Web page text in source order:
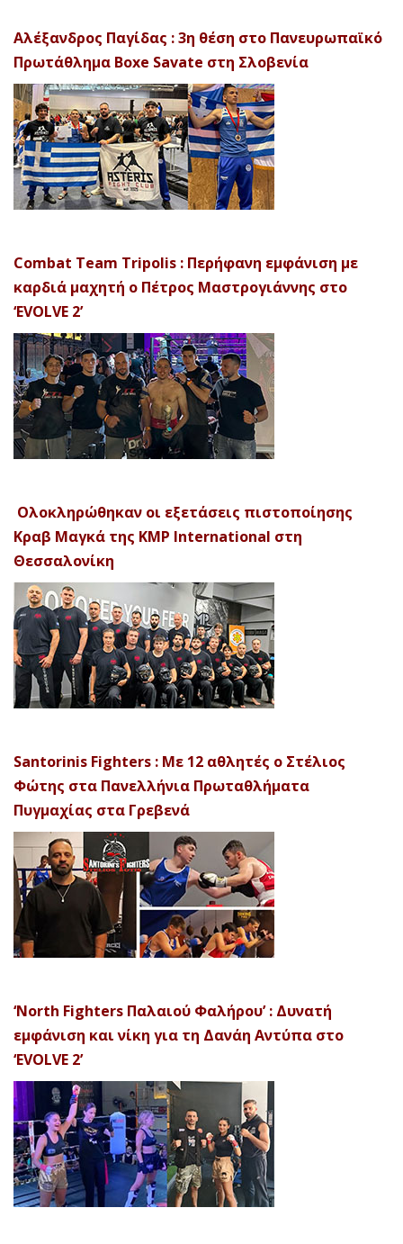
Αλέξανδρος Παγίδας : 3η θέση στο Πανευρωπαϊκό
Πρωτάθλημα Boxe Savate στη Σλοβενία
Combat Team Tripolis : Περήφανη εμφάνιση με
καρδιά μαχητή ο Πέτρος Μαστρογιάννης στο
‘EVOLVE 2’
Ολοκληρώθηκαν οι εξετάσεις πιστοποίησης
Κραβ Μαγκά της KMP International στη
Θεσσαλονίκη
Santorinis Fighters : Με 12 αθλητές ο Στέλιος
Φώτης στα Πανελλήνια Πρωταθλήματα
Πυγμαχίας στα Γρεβενά
‘North Fighters Παλαιού Φαλήρου’ : Δυνατή
εμφάνιση και νίκη για τη Δανάη Αντύπα στο
‘EVOLVE 2’